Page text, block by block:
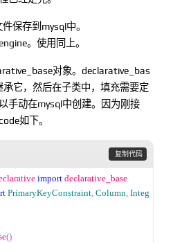
保存到mysql中。
。使用同上。
对象。declarative_bas
它，然后在子类中，填充需要定
手动在mysql中创建。因为刚接
如下。
复制代码
import declarative_base
PrimaryKeyConstraint, Column, Integ
()